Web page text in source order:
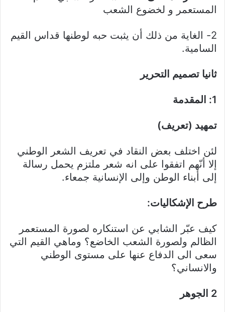
المستعمر و لخضوع الشعب
2- الغاية من ذلك أن يثبت حبه لوطنها قداس القيم
السامية.
ثانيا تصميم التحرير
1: المقدمة
تمهيد (تعريف)
لئن اختلف بعض النقاد في تعريف الشعر الوطني
إلا أنّهم اتفقوا على انه شعر ملتزم يحمل رسالة
إلى أبناء الوطن وإلى الإنسانية جمعاء.
طرح الإشكاليات:
كيف عبّر الشابي عن استنكاره لصورة المستعمر
الظالم ولصورة الشعب الخاضع؟ وماهي القيم التي
سعى الى الدفاع عنها على مستوى الوطني
والانساني؟
2 الجوهر